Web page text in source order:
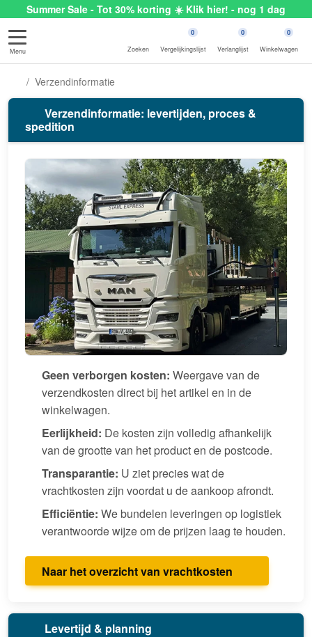
Summer Sale - Tot 30% korting ☀️ Klik hier! - nog 1 dag
Menu Zoeken
0
Vergelijkingslijst
0
Verlanglijst
0
Winkelwagen
Verzendinformatie
Verzendinformatie: levertijden, proces &
spedition
Geen verborgen kosten: Weergave van de
verzendkosten direct bij het artikel en in de
winkelwagen.
Eerlijkheid: De kosten zijn volledig afhankelijk
van de grootte van het product en de postcode.
Transparantie: U ziet precies wat de
vrachtkosten zijn voordat u de aankoop afrondt.
Efficiëntie: We bundelen leveringen op logistiek
verantwoorde wijze om de prijzen laag te houden.
Naar het overzicht van vrachtkosten
Levertijd & planning